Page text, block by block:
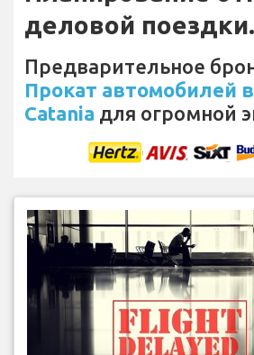
деловой
Предварительное
Прокат автомобилей
Catania для огромной